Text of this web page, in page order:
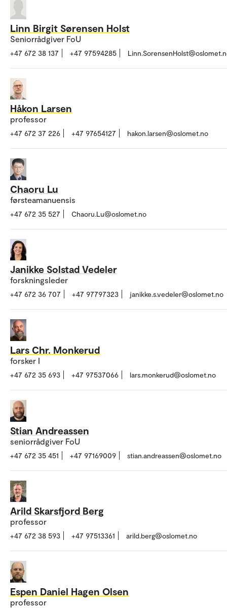
Linn Birgit Sørensen Holst
Seniorrådgiver FoU
+47 672 38 137 +47 97594285
Håkon Larsen
professor
+47 672 37 226 +47 97654127 hakon.larsen@oslomet.no
Chaoru Lu
førsteamanuensis
+47 672 35 527 Chaoru.Lu@oslomet.no
Janikke Solstad Vedeler
forskningsleder
+47 672 36 707 +47 97797323 janikke.s.vedeler@oslomet.no
Lars Chr. Monkerud
forsker I
+47 672 35 693 +47 97537066 lars.monkerud@oslomet.no
Stian Andreassen
seniorrådgiver FoU
+47 672 35 451 +47 97169009 stian.andreassen@oslomet.no
Arild Skarsfjord Berg
professor
+47 672 38 593 +47 97513361 arild.berg@oslomet.no
Espen Daniel Hagen Olsen
professor